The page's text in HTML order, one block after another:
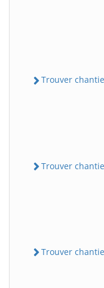
Trouver
Trouver
Trouver